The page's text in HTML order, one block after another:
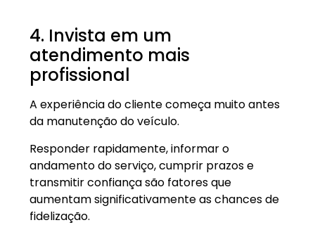
4. Invista em um
atendimento mais
profissional
A experiência do cliente começa muito antes
da manutenção do veículo.
Responder rapidamente, informar o
andamento do serviço, cumprir prazos e
transmitir confiança são fatores que
aumentam significativamente as chances de
fidelização.